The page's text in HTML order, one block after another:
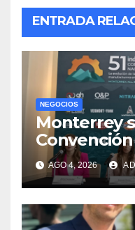
ENTRADA
NEGOCIOS
Monterrey
AGO 4, 2026